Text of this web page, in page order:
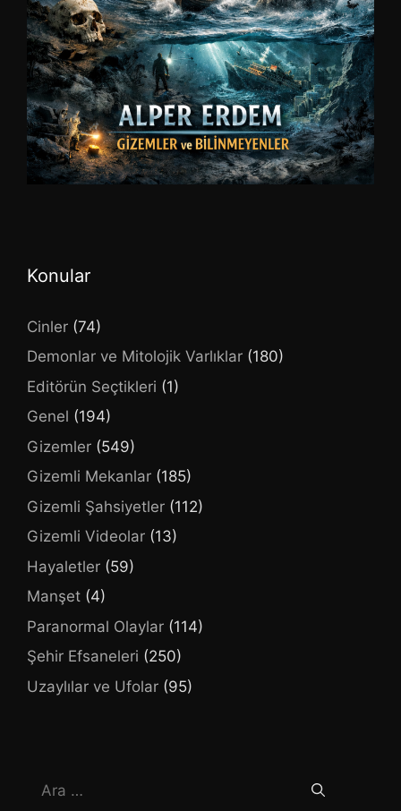
Konular
Cinler (74)
Demonlar ve Mitolojik Varlıklar (180)
Editörün Seçtikleri (1)
Genel (194)
Gizemler (549)
Gizemli Mekanlar (185)
Gizemli Şahsiyetler (112)
Gizemli Videolar (13)
Hayaletler (59)
Manşet (4)
Paranormal Olaylar (114)
Şehir Efsaneleri (250)
Uzaylılar ve Ufolar (95)
ara